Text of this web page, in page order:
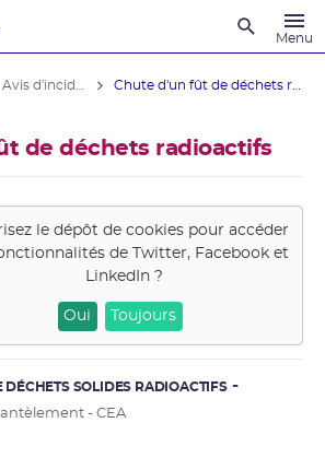
Menu
de déchets radioactifs
le dépôt de cookies pour accéder
de Twitter, Facebook et
LinkedIn?
Oui Toujours
DÉCHETS SOLIDES RADIOACTIFS
- CEA